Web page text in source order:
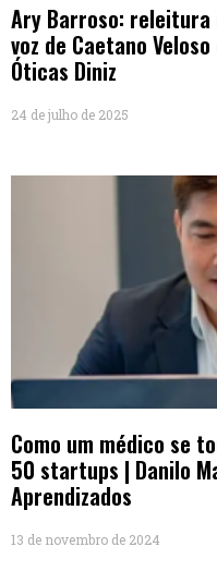
Ary Barroso: releitura
voz de Caetano
Óticas Diniz
24 de julho de 2025
Como um médico se
50 startups | Danilo
Aprendizados
13 de novembro de 2024